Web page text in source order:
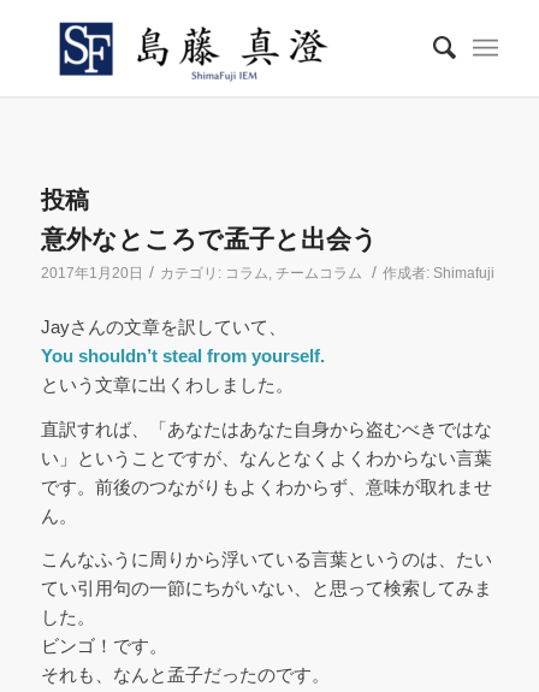
投稿
意外なところで孟子と出会う
2017年1月20日 / カテゴリ: コラム, チームコラム / 作成者: Shimafuji
Jayさんの文章を訳していて、
You shouldn’t steal from yourself.
という文章に出くわしました。
直訳すれば、「あなたはあなた自身から盗むべきではな
い」ということですが、なんとなくよくわからない言葉
です。前後のつながりもよくわからず、意味が取れませ
ん。
こんなふうに周りから浮いている言葉というのは、たい
てい引用句の一節にちがいない、と思って検索してみま
した。
ビンゴ！です。
それも、なんと孟子だったのです。